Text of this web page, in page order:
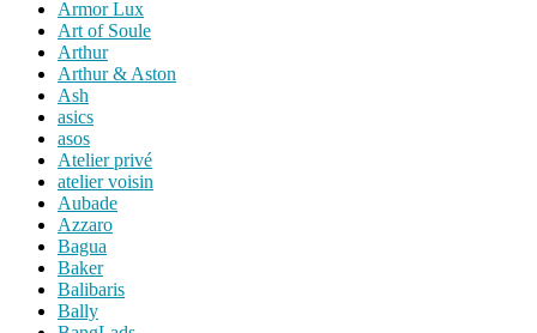
Armor Lux
Art of Soule
Arthur
Arthur & Aston
Ash
asics
asos
Atelier privé
atelier voisin
Aubade
Azzaro
Bagua
Baker
Balibaris
Bally